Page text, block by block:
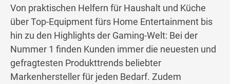
Von praktischen Helfern für Haushalt und Küche
über Top-Equipment fürs Home Entertainment bis
hin zu den Highlights der Gaming-Welt: Bei der
Nummer 1 finden Kunden immer die neuesten und
gefragtesten Produkttrends beliebter
Markenhersteller für jeden Bedarf. Zudem